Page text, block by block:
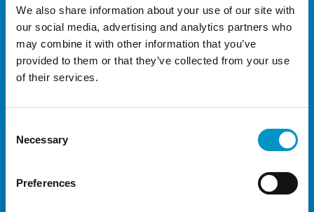
We also share information about your use of our site with
our social media, advertising and analytics partners who
may combine it with other information that you’ve
provided to them or that they’ve collected from your use
of their services.
Selection
Necessary
Preferences
12 dagen
€173,00
13 dagen
€178,00
14 dagen
€183,00